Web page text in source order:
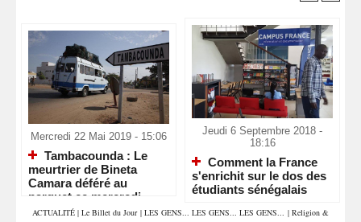
Mercredi 22 Mai 2019 - 15:06
Tambacounda : Le
meurtrier de Bineta
Camara déféré au
parquet ce mercredi
Jeudi 6 Septembre 2018 -
18:16
Comment la France
s'enrichit sur le dos des
étudiants sénégalais
ACTUALITÉ | Le Billet du Jour | LES GENS... LES GENS... LES GENS... | Religion &